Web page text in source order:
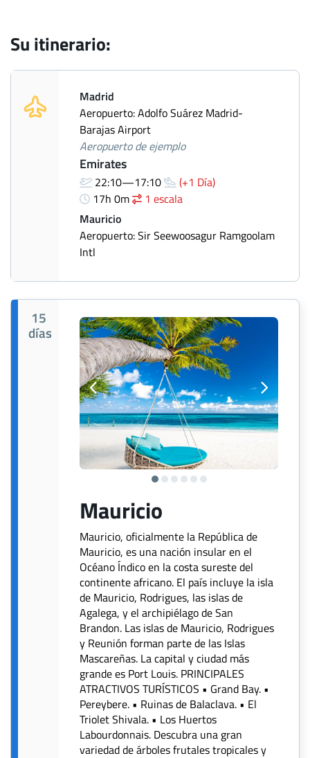
Su itinerario:
Madrid
Aeropuerto: Adolfo Suárez Madrid-
Barajas Airport
Aeropuerto de ejemplo
Emirates
22:10—17:10
(+1 Día)
17h 0m
1 escala
Mauricio
Aeropuerto: Sir Seewoosagur Ramgoolam
Intl
15
días
Mauricio
Mauricio, oficialmente la República de
Mauricio, es una nación insular en el
Océano Índico en la costa sureste del
continente africano. El país incluye la isla
de Mauricio, Rodrigues, las islas de
Agalega, y el archipiélago de San
Brandon. Las islas de Mauricio, Rodrigues
y Reunión forman parte de las Islas
Mascareñas. La capital y ciudad más
grande es Port Louis. PRINCIPALES
ATRACTIVOS TURÍSTICOS • Grand Bay. •
Pereybere. • Ruinas de Balaclava. • El
Triolet Shivala. • Los Huertos
Labourdonnais. Descubra una gran
variedad de árboles frutales tropicales y